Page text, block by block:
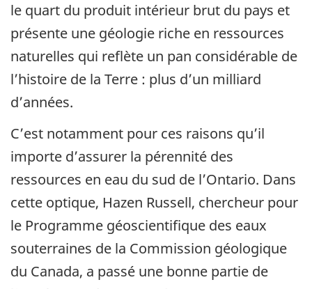
le quart du produit intérieur brut du pays et
présente une géologie riche en ressources
naturelles qui reflète un pan considérable de
l’histoire de la Terre : plus d’un milliard
d’années.
C’est notamment pour ces raisons qu’il
importe d’assurer la pérennité des
ressources en eau du sud de l’Ontario. Dans
cette optique, Hazen Russell, chercheur pour
le Programme géoscientifique des eaux
souterraines de la Commission géologique
du Canada, a passé une bonne partie de